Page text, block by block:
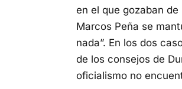
en el que gozaban
Marcos Peña se
nada”. En los dos
de los consejos de
oficialismo no